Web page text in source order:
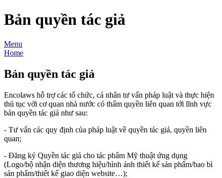
Bản quyền tác giả
Menu
Home
Bản quyền tác giả
Encolaws hỗ trợ các tổ chức, cá nhân tư vấn pháp luật và thực hiện
thủ tục với cơ quan nhà nước có thẩm quyền liên quan tới lĩnh vực
bản quyền tác giả như sau:
- Tư vấn các quy định của pháp luật về quyền tác giả, quyền liên
quan;
- Đăng ký Quyền tác giả cho tác phẩm Mỹ thuật ứng dụng
(Logo/bộ nhận diện thương hiệu/hình ảnh thiết kế sản phẩm/bao bì
sản phẩm/thiết kế giao diện website…);